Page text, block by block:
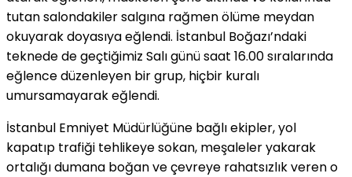
tutan salondakiler salgına rağmen ölüme meydan
okuyarak doyasıya eğlendi. İstanbul Boğazı’ndaki
teknede de geçtiğimiz Salı günü saat 16.00 sıralarında
eğlence düzenleyen bir grup, hiçbir kuralı
umursamayarak eğlendi.
İstanbul Emniyet Müdürlüğüne bağlı ekipler, yol
kapatıp trafiği tehlikeye sokan, meşaleler yakarak
ortalığı dumana boğan ve çevreye rahatsızlık veren o